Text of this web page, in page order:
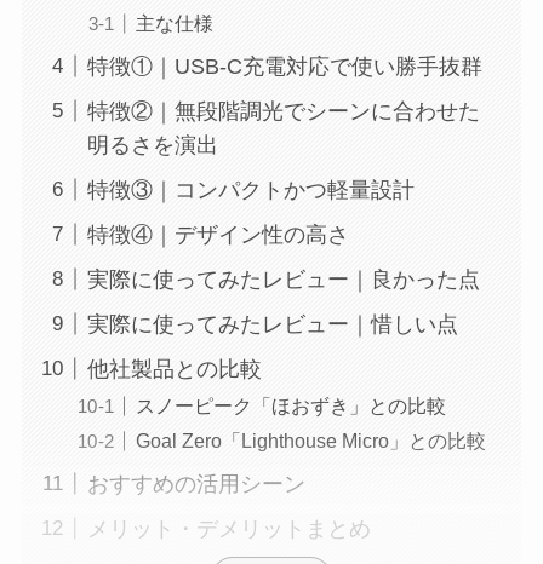
主な仕様
特徴①｜USB-C充電対応で使い勝手抜群
特徴②｜無段階調光でシーンに合わせた
明るさを演出
特徴③｜コンパクトかつ軽量設計
特徴④｜デザイン性の高さ
実際に使ってみたレビュー｜良かった点
実際に使ってみたレビュー｜惜しい点
他社製品との比較
スノーピーク「ほおずき」との比較
Goal Zero「Lighthouse Micro」との比較
おすすめの活用シーン
メリット・デメリットまとめ